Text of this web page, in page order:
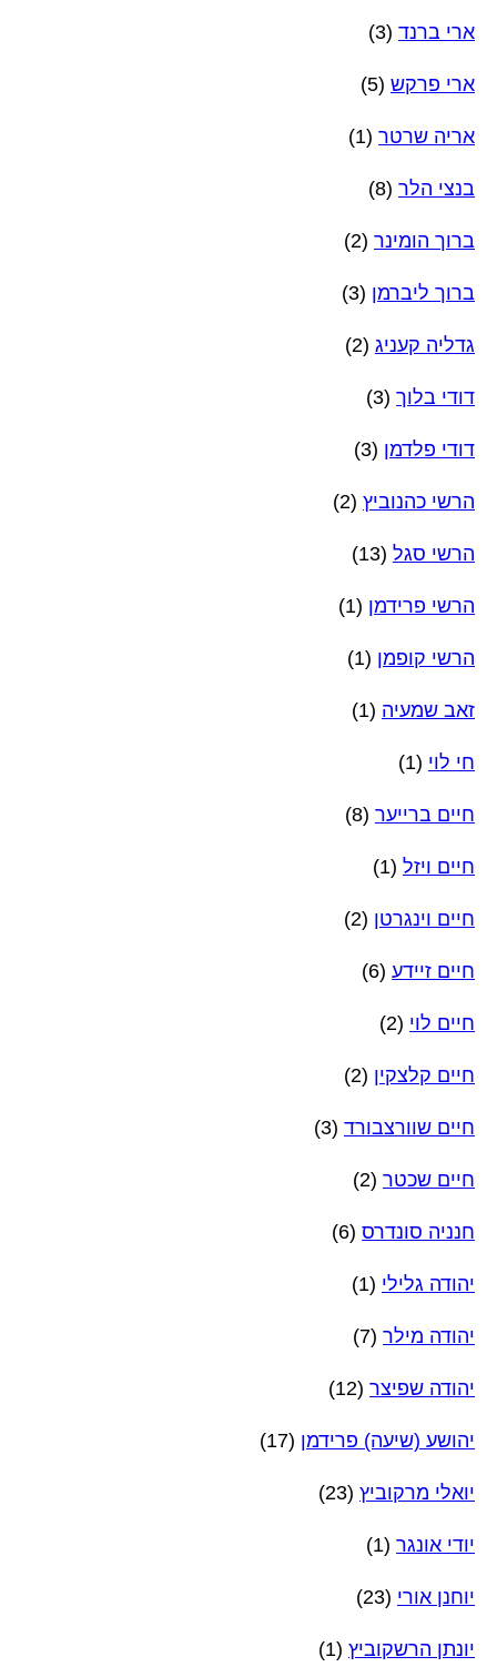
ארי ברנד (3)
ארי פרקש (5)
אריה שרטר (1)
בנצי הלר (8)
ברוך הומינר (2)
ברוך ליברמן (3)
גדליה קעניג (2)
דודי בלוך (3)
דודי פלדמן (3)
הרשי כהנוביץ (2)
הרשי סגל (13)
הרשי פרידמן (1)
הרשי קופמן (1)
זאב שמעיה (1)
חי לוי (1)
חיים ברייער (8)
חיים ויזל (1)
חיים וינגרטן (2)
חיים זיידע (6)
חיים לוי (2)
חיים קלצקין (2)
חיים שוורצבורד (3)
חיים שכטר (2)
חנניה סונדרס (6)
יהודה גלילי (1)
יהודה מילר (7)
יהודה שפיצר (12)
יהושע (שיעה) פרידמן (17)
יואלי מרקוביץ (23)
יודי אונגר (1)
יוחנן אורי (23)
יונתן הרשקוביץ (1)